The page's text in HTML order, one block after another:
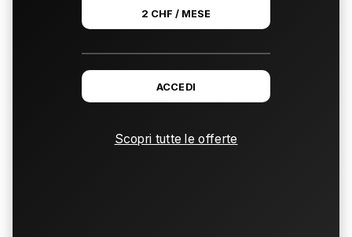
2 CHF / MESE
ACCEDI
Scopri tutte le offerte